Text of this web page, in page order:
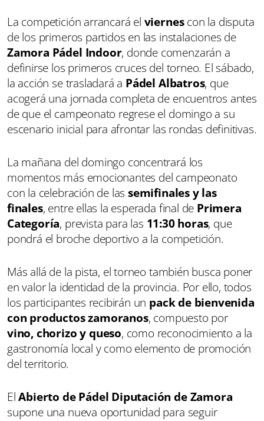
La competición arrancará el viernescon la disputa
de los primeros partidos en las instalaciones de
Zamora Pádel Indoor, donde comenzarán a
definirse los primeros cruces del torneo. El sábado,
la acción se trasladará a Pádel Albatros, que
acogerá una jornada completa de encuentros antes
de que el campeonato regrese el domingo a su
escenario inicial para afrontar las rondas definitivas.
La mañana del domingo concentrará los
momentos más emocionantes del campeonato
con la celebración de lassemifinales y las
finales, entre ellas la esperada final de Primera
Categoría, prevista para las 11:30 horas, que
pondrá el broche deportivo a la competición.
Más allá de la pista, el torneo también busca poner
en valor la identidad de la provincia. Por ello, todos
los participantes recibirán un pack de bienvenida
con productos zamoranos, compuesto por
vino, chorizo y queso, como reconocimiento a la
gastronomía local y como elemento de promoción
del territorio.
ElAbierto de Pádel Diputación de Zamora
supone una nueva oportunidad para seguir